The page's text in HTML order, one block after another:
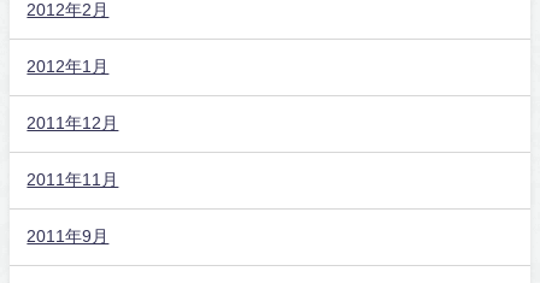
2012年2月
2012年1月
2011年12月
2011年11月
2011年9月